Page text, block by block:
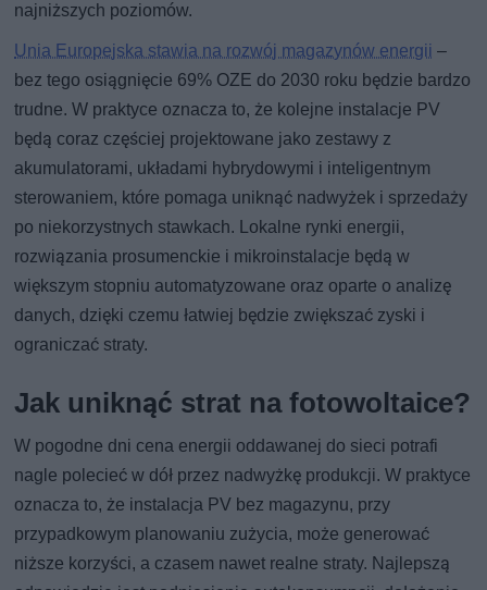
najniższych poziomów.
Unia Europejska stawia na rozwój magazynów energii –
bez tego osiągnięcie 69% OZE do 2030 roku będzie bardzo
trudne. W praktyce oznacza to, że kolejne instalacje PV
będą coraz częściej projektowane jako zestawy z
akumulatorami, układami hybrydowymi i inteligentnym
sterowaniem, które pomaga uniknąć nadwyżek i sprzedaży
po niekorzystnych stawkach. Lokalne rynki energii,
rozwiązania prosumenckie i mikroinstalacje będą w
większym stopniu automatyzowane oraz oparte o analizę
danych, dzięki czemu łatwiej będzie zwiększać zyski i
ograniczać straty.
Jak uniknąć strat na fotowoltaice?
W pogodne dni cena energii oddawanej do sieci potrafi
nagle polecieć w dół przez nadwyżkę produkcji. W praktyce
oznacza to, że instalacja PV bez magazynu, przy
przypadkowym planowaniu zużycia, może generować
niższe korzyści, a czasem nawet realne straty. Najlepszą